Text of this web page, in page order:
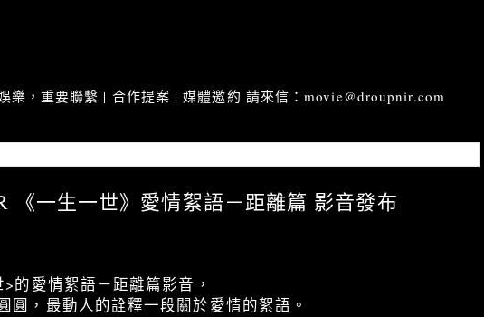
樂，重要聯繫 | 合作提案 | 媒體邀約 請來信：movie@droupnir.com
《一生一世》愛情絮語－距離篇 影音發布
的愛情絮語－距離篇影音，
圓，最動人的詮釋一段關於愛情的絮語。